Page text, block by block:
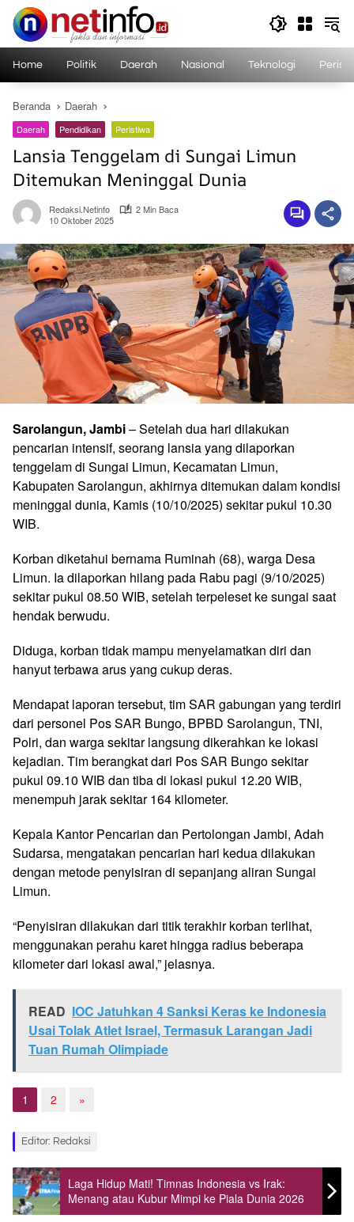
Langsung
konten
Home Politik Daerah Nasional Teknologi
Beranda Daerah
Daerah Pendidikan Peristiwa
Lansia Tenggelam di Sungai Limun
Ditemukan Meninggal Dunia
Redaksi.netinfo
2 Min Baca
10 Oktober 2025
Sarolangun, Jambi– Setelah dua hari dilakukan
pencarian intensif, seorang lansia yang dilaporkan
tenggelam di Sungai Limun, Kecamatan Limun,
Kabupaten Sarolangun, akhirnya ditemukan dalam kondisi
meninggal dunia, Kamis (10/10/2025) sekitar pukul 10.30
WIB.
Korban diketahui bernama Ruminah (68), warga Desa
Limun. Ia dilaporkan hilang pada Rabu pagi (9/10/2025)
sekitar pukul 08.50 WIB, setelah terpeleset ke sungai saat
hendak berwudu.
Diduga, korban tidak mampu menyelamatkan diri dan
hanyut terbawa arus yang cukup deras.
Mendapat laporan tersebut, tim SAR gabungan yang terdiri
dari personel Pos SAR Bungo, BPBD Sarolangun, TNI,
Polri, dan warga sekitar langsung dikerahkan ke lokasi
kejadian. Tim berangkat dari Pos SAR Bungo sekitar
pukul 09.10 WIB dan tiba di lokasi pukul 12.20 WIB,
menempuh jarak sekitar 164 kilometer.
Kepala Kantor Pencarian dan Pertolongan Jambi, Adah
Sudarsa, mengatakan pencarian hari kedua dilakukan
dengan metode penyisiran di sepanjang aliran Sungai
Limun.
“Penyisiran dilakukan dari titik terakhir korban terlihat,
menggunakan perahu karet hingga radius beberapa
kilometer dari lokasi awal,” jelasnya.
READ IOC Jatuhkan 4 Sanksi Keras ke Indonesia
Usai Tolak Atlet Israel, Termasuk Larangan Jadi
Tuan Rumah Olimpiade
1 2 »
Editor: Redaksi
Laga Hidup Mati! Timnas Indonesia vs Irak:
Menang atau Kubur Mimpi ke Piala Dunia 2026